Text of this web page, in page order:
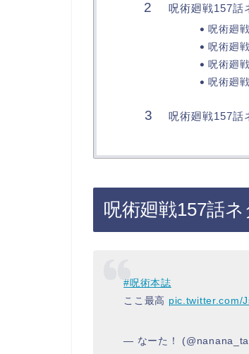
呪術廻戦157話
呪術廻
呪術廻
呪術廻
呪術廻
呪術廻戦157話
呪術廻戦157話
#呪術本誌
ここ最高 pic.twitter.com/
— なーた！